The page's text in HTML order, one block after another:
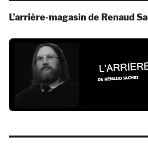
L’arrière-magasin de Renaud